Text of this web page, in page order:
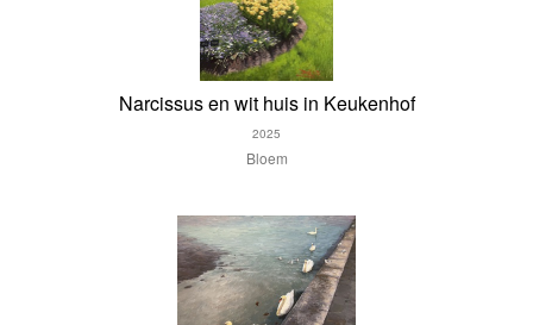
Narcissus en wit huis in Keukenhof
2025
Bloem